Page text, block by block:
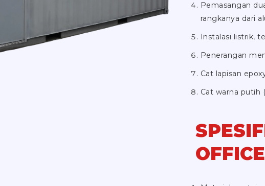
Pemasangan
rangkanya dari
Instalasi listrik,
Penerangan
Cat lapisan
Cat warna putih